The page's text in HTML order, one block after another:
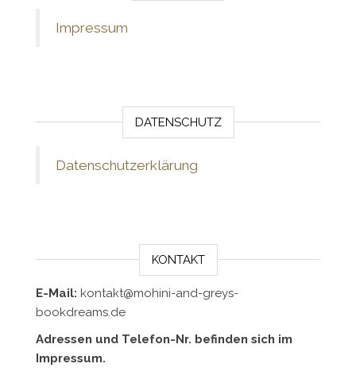
Impressum
DATENSCHUTZ
Datenschutzerklärung
KONTAKT
E-Mail: kontakt@mohini-and-greys-
bookdreams.de
Adressen und Telefon-Nr. befinden sich im
Impressum.